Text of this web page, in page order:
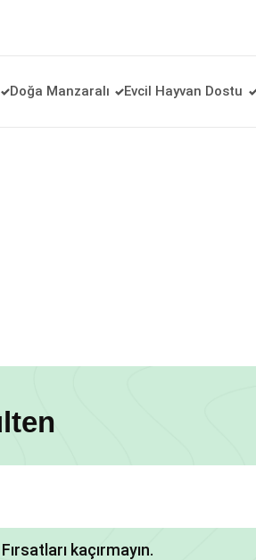
Doğa Manzaralı Evcil Hayvan Dostu
kaçırmayın.